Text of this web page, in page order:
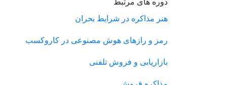
دوره های مرتبط
هنر مذاکره در شرایط بحران
رمز و رازهای هوش مصنوعی در کاروکسب
بازاریابی و فروش تلفنی